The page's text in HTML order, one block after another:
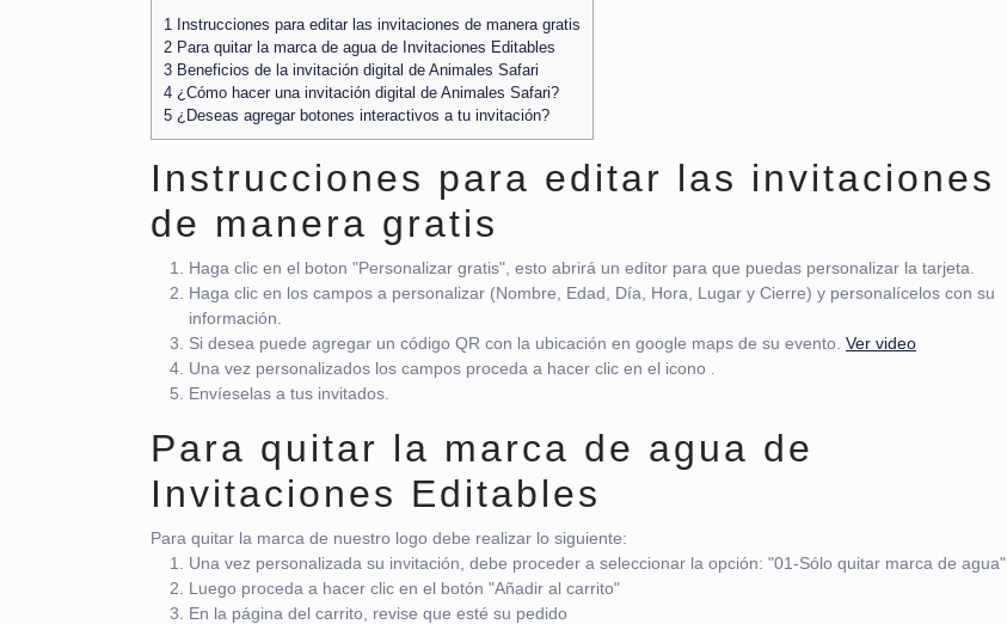
1
Instrucciones para editar las invitaciones de manera gratis
2 Para quitar la marca de agua de Invitaciones Editables
3 Beneficios de la invitación digital de Animales Safari
4 ¿Cómo hacer una invitación digital de Animales Safari?
5 ¿Deseas agregar botones interactivos a tu invitación?
Instrucciones para editar las invitaciones
de manera gratis
Haga clic en el boton "Personalizar gratis", esto abrirá un editor para que puedas personalizar la tarjeta.
Haga clic en los campos a personalizar (Nombre, Edad, Día, Hora, Lugar y Cierre) y personalícelos con su
información.
Si desea puede agregar un código QR con la ubicación en google maps de su evento. Ver video
Una vez personalizados los campos proceda a hacer clic en el icono
Envíeselas a tus invitados.
Para quitar la marca de agua de
Invitaciones Editables
Para quitar la marca de nuestro logo debe realizar lo siguiente:
Una vez personalizada su invitación, debe proceder a seleccionar la opción: "01-Sólo quitar marca de agua"
Luego proceda a hacer clic en el botón "Añadir al carrito"
En la página del carrito, revise que esté su pedido